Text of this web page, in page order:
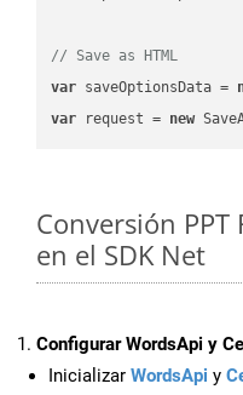
// Save as HTML
var saveOptionsData =
var request = new
Conversión PPT
en el SDK Net
Configurar WordsApi y
Inicializar WordsApi y